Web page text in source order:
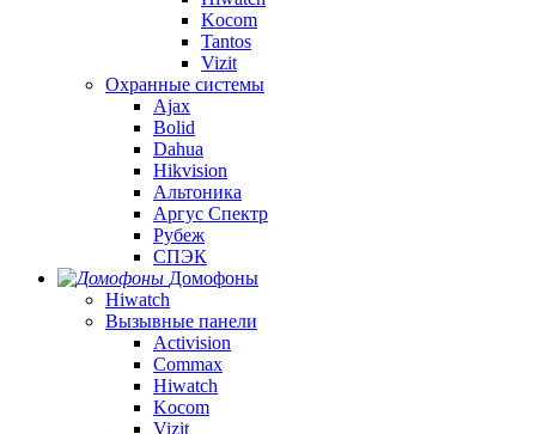
Kocom
Tantos
Vizit
Охранные системы
Ajax
Bolid
Dahua
Hikvision
Альтоника
Аргус Спектр
Рубеж
СПЭК
Домофоны
Hiwatch
Вызывные панели
Activision
Commax
Hiwatch
Kocom
Vizit